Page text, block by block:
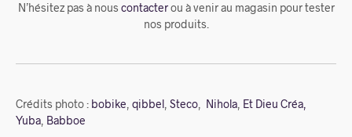
N’hésitez pas à nous contacterou à venir au magasin pour tester
nos produits.
Crédits photo : bobike, qibbel, Steco, Nihola, Et Dieu Créa,
Yuba, Babboe